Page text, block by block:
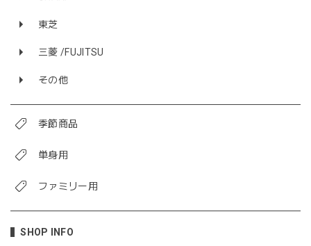
東芝
三菱 /FUJITSU
その他
季節商品
単身用
ファミリー用
SHOP INFO